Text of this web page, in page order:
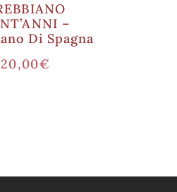
–
Di Spagna
20,00€